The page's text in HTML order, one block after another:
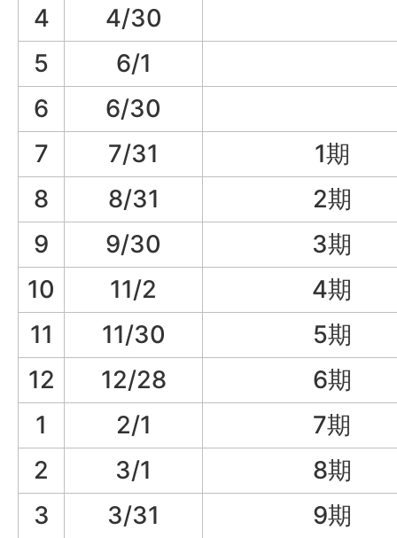
4
4/30
5
6/1
6
6/30
7
7/31
1期
8
8/31
2期
9
9/30
3期
10
11/2
4期
11
11/30
5期
12
12/28
6期
1
2/1
7期
2
3/1
8期
3
3/31 9期